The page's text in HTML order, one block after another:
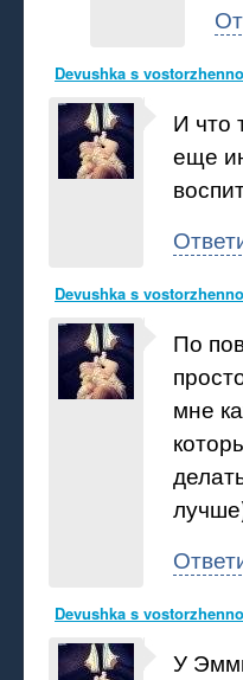
Devushka s
И что
еще
Devushka s
По
мне
Devushka s
У